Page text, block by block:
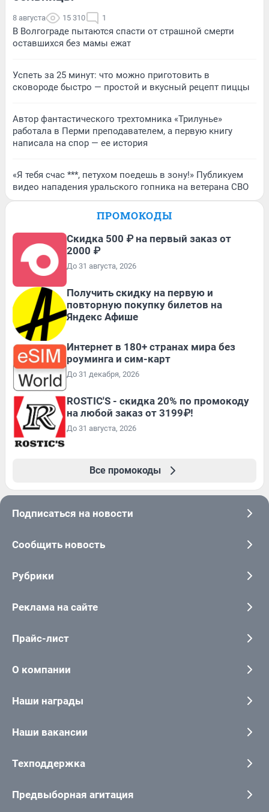
8 августа 15 310 1
В Волгограде пытаются спасти от страшной смерти
оставшихся без мамы ежат
Успеть за 25 минут: что можно приготовить в
сковороде быстро — простой и вкусный рецепт пиццы
Автор фантастического трехтомника «Трилунье»
работала в Перми преподавателем, а первую книгу
написала на спор — ее история
«Я тебя счас ***, петухом поедешь в зону!» Публикуем
видео нападения уральского гопника на ветерана СВО
ПРОМОКОДЫ
Скидка 500 ₽ на первый заказ от
2000 ₽
До 31 августа, 2026
Получить скидку на первую и
повторную покупку билетов на
Яндекс Афише
Интернет в 180+ странах мира без
роуминга и сим-карт
До 31 декабря, 2026
ROSTIC'S - скидка 20% по промокоду
на любой заказ от 3199₽!
До 31 августа, 2026
Все промокоды
Подписаться на новости
Сообщить новость
Рубрики
Реклама на сайте
Прайс-лист
О компании
Наши награды
Наши вакансии
Техподдержка
Предвыборная агитация